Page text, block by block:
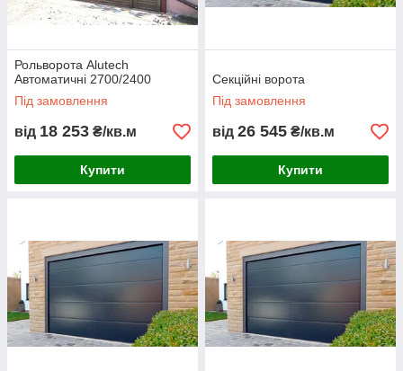
Рольворота Alutech
Автоматичні 2700/2400
Під замовлення
від 18 253 ₴/кв.м
Купити
Секційні ворота
Під замовлення
від 26 545 ₴/кв.м
Купити